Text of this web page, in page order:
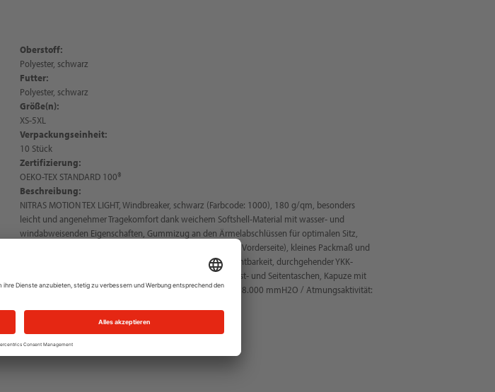
Oberstoff:
Polyester, schwarz
Futter:
Polyester, schwarz
Größe(n):
XS-5XL
Verpackungseinheit:
10 Stück
Zertifizierung:
OEKO-TEX STANDARD 100®
Beschreibung:
NITRAS MOTION TEX LIGHT, Windbreaker, schwarz (Farbcode: 1000), 180 g/qm, besonders
leicht und angenehmer Tragekomfort dank weichem Softshell-Material mit wasser- und
windabweisenden Eigenschaften, Gummizug an den Ärmelabschlüssen für optimalen Sitz,
dezentes und sportliches Design, angenehmes Innenfutter (Vorderseite), kleines Packmaß und
besonders schnell zur Hand, Reflexelemente für bessere Sichtbarkeit, durchgehender YKK-
Reißverschluss mit Kinnschutz und Windstopper innen, Brust- und Seitentaschen, Kapuze mit
Kordelzug zur optimalen Fixierung, Oberstoff: Wassersäule: 8.000 mmH2O / Atmungsaktivität: